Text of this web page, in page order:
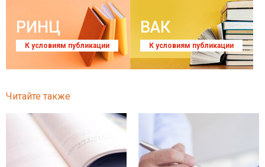
РИНЦ
К условиям публикации
ВАК
К условиям публикации
Читайте также